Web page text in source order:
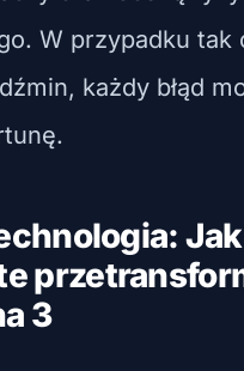
W przypadku tak
każdy błąd
3